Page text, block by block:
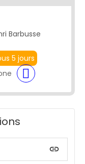
Barbusse
5 jours
insert_link